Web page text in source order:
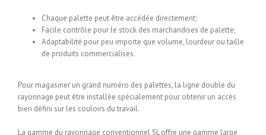
Chaque palette peut être accédée directement;
Facile contrôle pour le stock des marchandises de palette;
Adaptabilité pour peu importe que volume, lourdeur ou taille
de produits commercialises.
Pour magasiner un grand numéro des palettes, la ligne double du
rayonnage peut être installée spécialement pour obtenir un accès
bien défini sur les couloirs du travail.
La gamme du rayonnage conventionnel SL offre une gamme large